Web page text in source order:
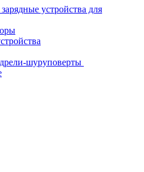
устройства для
шуруповерты